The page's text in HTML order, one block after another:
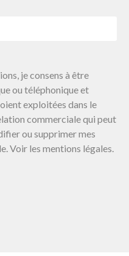
je consens à être
ou téléphonique et
exploitées dans le
commerciale qui peut
ou supprimer mes
Voir les mentions légales.